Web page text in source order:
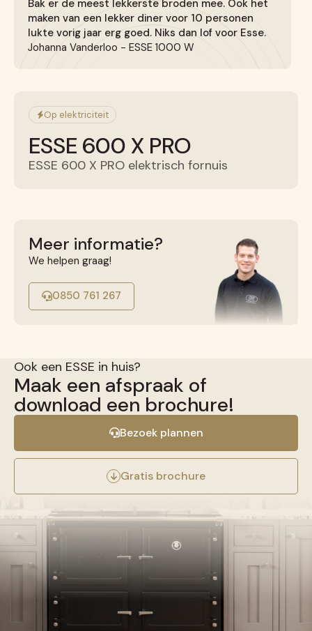
Gietijzeren kookplaat van 29°C naar 300°C: 14 minuten
Gietijzeren kookplaat van 29°C naar 200°C: 8 minuten
Bak er de meest lekkerste broden mee. Ook het
maken van een lekker diner voor 10 personen
lukte vorig jaar erg goed. Niks dan lof voor Esse.
Johanna Vanderloo - ESSE 1000 W
Op elektriciteit
ESSE 600 X PRO
ESSE 600 X PRO elektrisch fornuis
Meer informatie?
We helpen graag!
0850 761 267
Ook een ESSE in huis?
Maak een afspraak of
download een brochure!
Bezoek plannen
Gratis brochure